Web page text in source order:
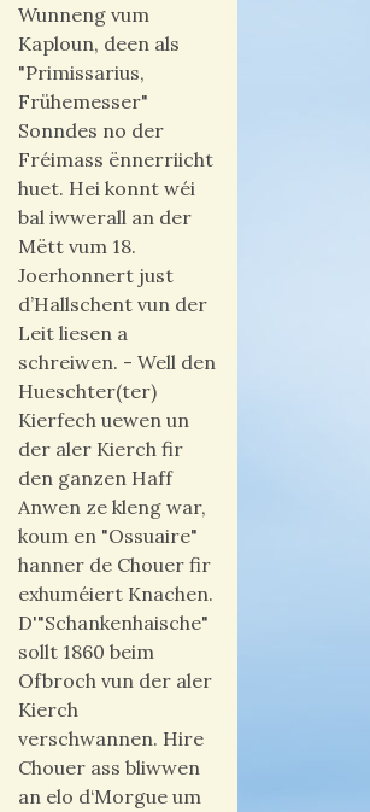
Wunneng vum
Kaploun, deen als
"Primissarius,
Frühemesser"
Sonndes no der
Fréimass ënnerriicht
huet. Hei konnt wéi
bal iwwerall an der
Mëtt vum 18.
Joerhonnert just
d’Hallschent vun der
Leit liesen a
schreiwen. - Well den
Hueschter(ter)
Kierfech uewen un
der aler Kierch fir
den ganzen Haff
Anwen ze kleng war,
koum en "Ossuaire"
hanner de Chouer fir
exhuméiert Knachen.
D'"Schankenhaische"
sollt 1860 beim
Ofbroch vun der aler
Kierch
verschwannen. Hire
Chouer ass bliwwen
an elo d‘Morgue um